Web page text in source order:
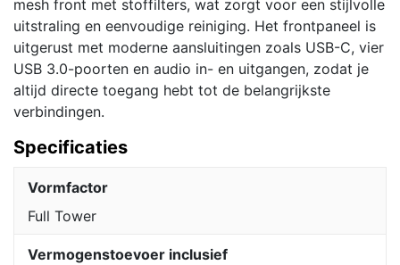
mesh front met stoffilters, wat zorgt voor een stijlvolle
uitstraling en eenvoudige reiniging. Het frontpaneel is
uitgerust met moderne aansluitingen zoals USB-C, vier
USB 3.0-poorten en audio in- en uitgangen, zodat je
altijd directe toegang hebt tot de belangrijkste
verbindingen.
Specificaties
Vormfactor
Full Tower
Vermogenstoevoer inclusief